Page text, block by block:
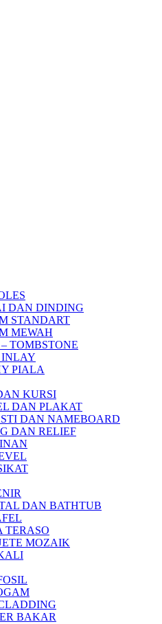
DAN DINDING
STANDART
MEWAH
TOMBSTONE
INLAY
PIALA
KURSI
DAN PLAKAT
DAN NAMEBOARD
DAN RELIEF
DAN BATHTUB
TERASO
MOZAIK
BAKAR